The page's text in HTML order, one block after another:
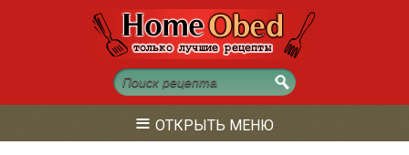
≡ ОТКРЫТЬ МЕНЮ